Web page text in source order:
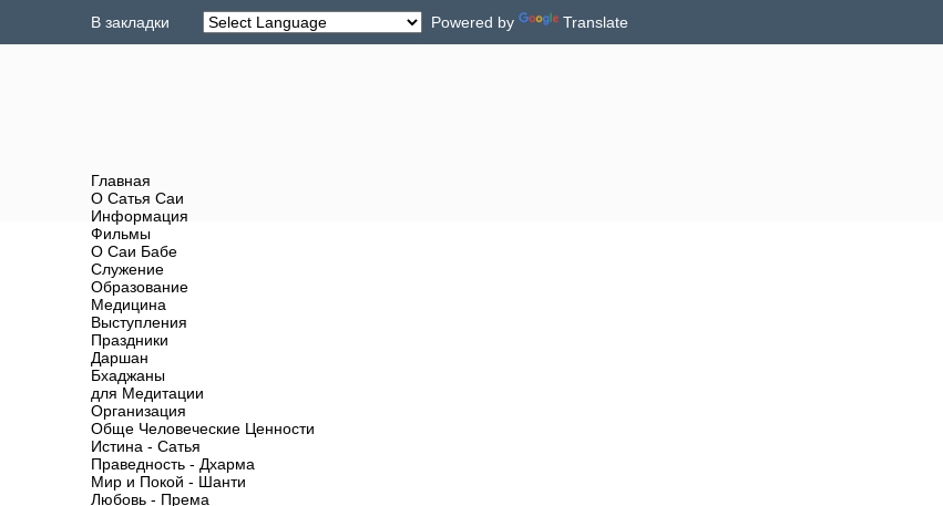
В закладки Powered by Translate
Главная
О Сатья Саи
Информация
Фильмы
О Саи Бабе
Служение
Образование
Медицина
Выступления
Праздники
Даршан
Бхаджаны
для Медитации
Организация
Обще Человеческие Ценности
Истина - Сатья
Праведность - Дхарма
Мир и Покой - Шанти
Любовь - Према